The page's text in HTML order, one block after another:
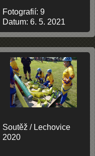
Fotografií: 9
Datum: 6. 5. 2021
Soutěž / Lechovice
2020